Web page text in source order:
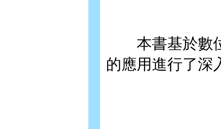
本書基於數位
的應用進行了深